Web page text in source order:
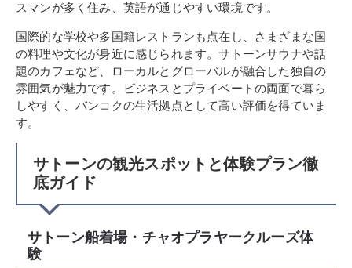
スマンが多く住み、英語が通じやすい環境です。
国際的な学校や多国籍レストランも点在し、さまざまな国
の料理や文化が身近に感じられます。サトーンサウナや話
題のカフェなど、ローカルとグローバルが融合した独自の
雰囲気が魅力です。ビジネスとプライベートの両面で暮ら
しやすく、バンコクの生活拠点として高い評価を得ていま
す。
サトーンの観光スポットと体験プラン徹
底ガイド
サトーン船着場・チャオプラヤークルーズ体
験